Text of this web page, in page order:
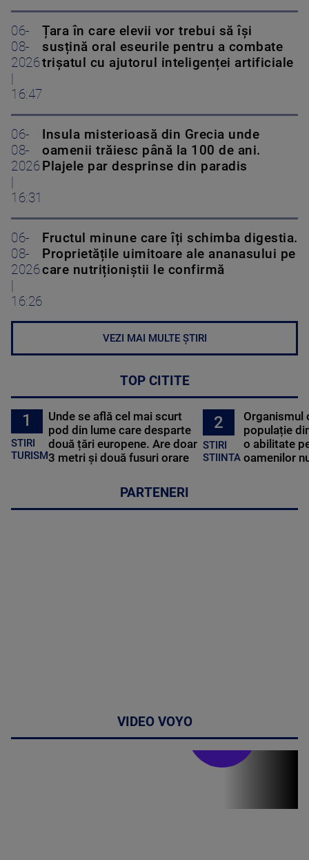
06-
08-
2026
16:47
Țara în care elevii vor trebui să își
susțină oral eseurile pentru a combate
trișatul cu ajutorul inteligenței artificiale
06-
08-
2026
16:31
Insula misterioasă din Grecia unde
oamenii trăiesc până la 100 de ani.
Plajele par desprinse din paradis
06-
08-
2026
16:26
Fructul minune care îți schimba digestia.
Proprietățile uimitoare ale ananasului pe
care nutriționiștii le confirmă
VEZI MAI MULTE ȘTIRI
TOP CITITE
1
STIRI
TURISM
Unde se află cel mai scurt
pod din lume care desparte
două țări europene. Are doar
3 metri și două fusuri orare
2
STIRI
STIINTA
Organismul
populație
o abilitate
oamenilor
PARTENERI
VIDEO VOYO